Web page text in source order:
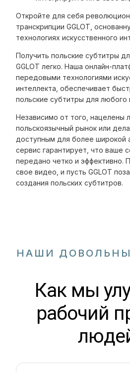
Откройте для себя
транскрипции GGLOT,
технологиях искусственного
Получить польские субтитры
GGLOT легко. Наша онлайн-
передовыми технологиями
интеллекта, обеспечивает
польские субтитры для любого
Независимо от того, нацелены
польскоязычный рынок или
доступным для более широкой
сервис гарантирует, что ваше
передано четко и эффективно.
свое видео, и пусть GGLOT
создания польских субтитров.
НАШИ
Как мы
рабочий